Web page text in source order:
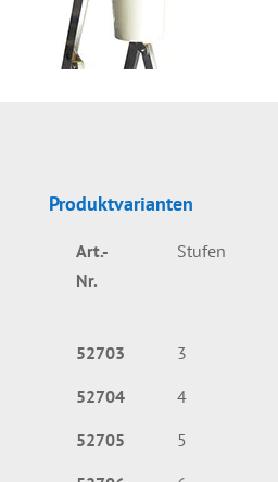
Produktvarianten
Art.-
Nr.
Stufen
52703
3
52704
4
52705
5